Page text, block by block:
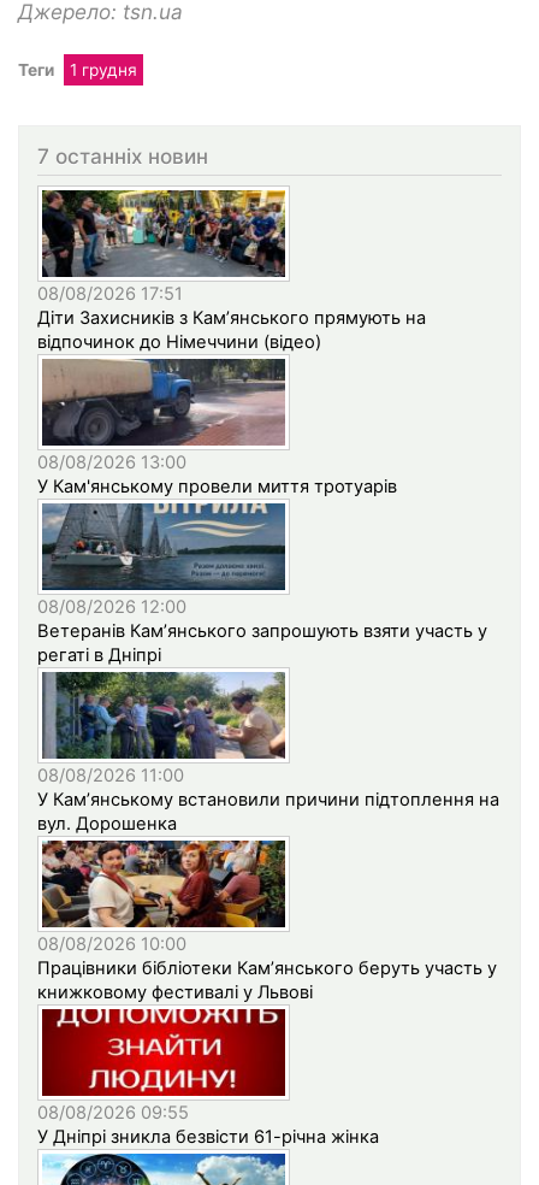
Джерело: tsn.ua
Теги 1 грудня
7 останніх новин
08/08/2026 17:51
Діти Захисників з Кам’янського прямують на
відпочинок до Німеччини (відео)
08/08/2026 13:00
У Кам'янському провели миття тротуарів
08/08/2026 12:00
Ветеранів Кам’янського запрошують взяти участь у
регаті в Дніпрі
08/08/2026 11:00
У Кам’янському встановили причини підтоплення на
вул. Дорошенка
08/08/2026 10:00
Працівники бібліотеки Кам’янського беруть участь у
книжковому фестивалі у Львові
08/08/2026 09:55
У Дніпрі зникла безвісти 61-річна жінка